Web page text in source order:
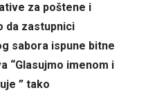
za poštene i
da zastupnici
sabora ispune bitne
“Glasujmo imenom i
” tako